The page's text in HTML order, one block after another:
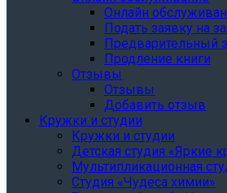
Онлайн
Подать заявку на
Предварительный
Продление книги
Отзывы
Отзывы
Добавить отзыв
Кружки и студии
Кружки и студии
Детская студия «Яркие
Мультипликационная
Студия «Чудеса химии»